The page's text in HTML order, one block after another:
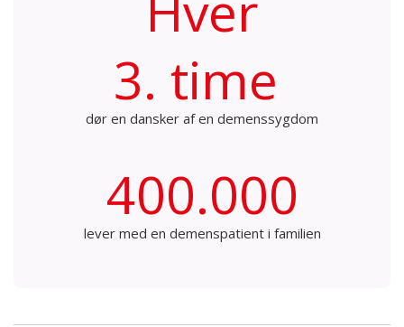
3. time
dør en dansker af en demenssygdom
400.000
lever med en demenspatient i familien